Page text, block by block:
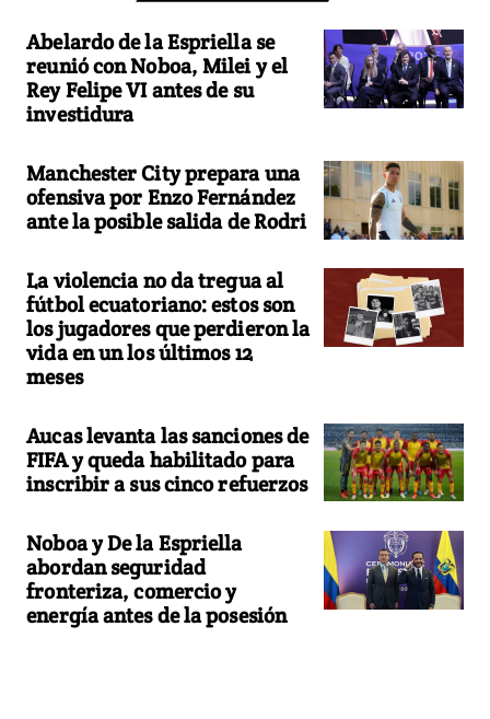
Abelardo de la Espriella se
reunió con Noboa, Milei y el
Rey Felipe VI antes de su
investidura
Manchester City prepara una
ofensiva por Enzo Fernández
ante la posible salida de Rodri
La violencia no da tregua al
fútbol ecuatoriano: estos son
los jugadores que perdieron la
vida en un los últimos 12
meses
Aucas levanta las sanciones de
FIFA y queda habilitado para
inscribir a sus cinco refuerzos
Noboa y De la Espriella
abordan seguridad
fronteriza, comercio y
energía antes de la posesión